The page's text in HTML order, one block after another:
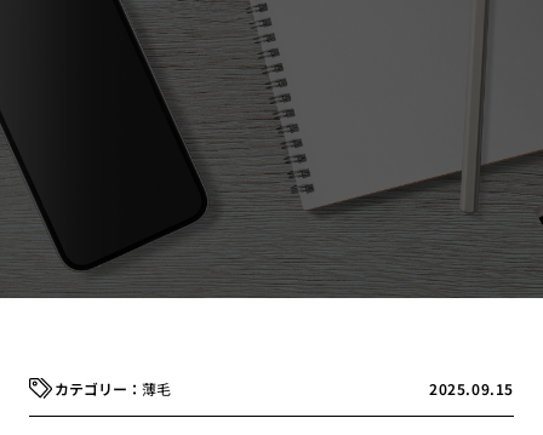
2025.09.15
薄毛